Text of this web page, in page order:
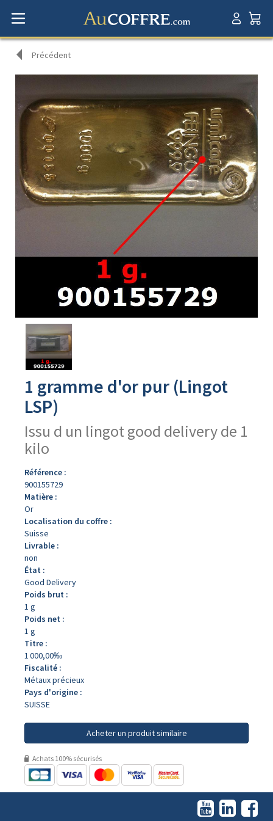
Précédent
Avers
produit
1 gramme d'or pur (Lingot
LSP)
Issu d un lingot good delivery de 1
kilo
Référence :
900155729
Matière :
Or
Localisation du coffre :
Suisse
Livrable :
non
État :
Good Delivery
Poids brut :
1 g
Poids net :
1 g
Titre :
1 000,00‰
Fiscalité :
Métaux précieux
Pays d'origine :
SUISSE
Acheter un produit similaire
Achats 100% sécurisés